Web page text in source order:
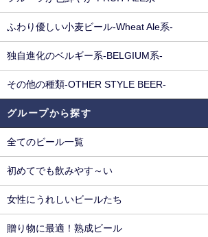
ふわり優しい小麦ビール-Wheat Ale系-
独自進化のベルギー系-BELGIUM系-
その他の種類-OTHER STYLE BEER-
グループから探す
全てのビール一覧
初めてでも飲みやす～い
女性にうれしいビールたち
贈り物に最適！熟成ビール